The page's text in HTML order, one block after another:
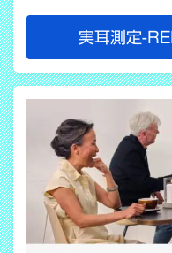
実耳測定-